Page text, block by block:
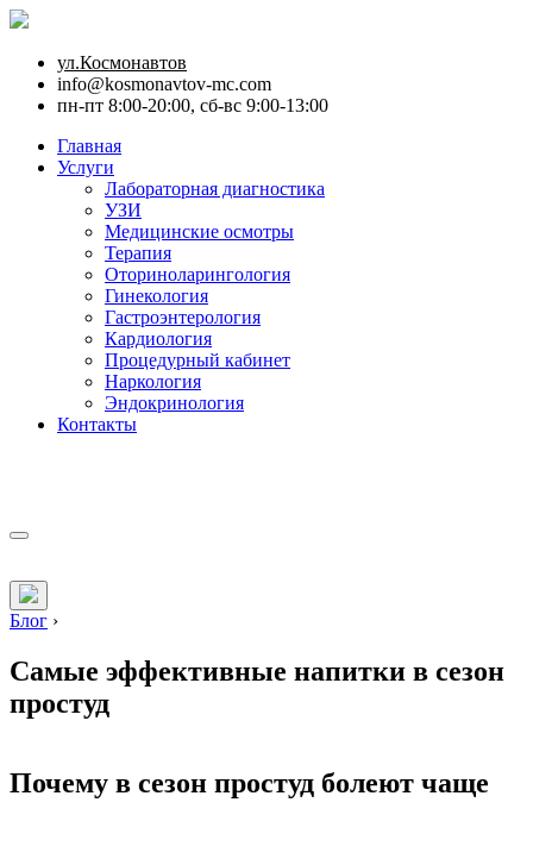
ул.Космонавтов
info@kosmonavtov-mc.com
пн-пт 8:00-20:00, сб-вс 9:00-13:00
Главная
Услуги
Лабораторная диагностика
УЗИ
Медицинские осмотры
Терапия
Оториноларингология
Гинекология
Гастроэнтерология
Кардиология
Процедурный кабинет
Наркология
Эндокринология
Контакты
Блог ›
Самые эффективные напитки в сезон
простуд
Почему в сезон простуд болеют чаще